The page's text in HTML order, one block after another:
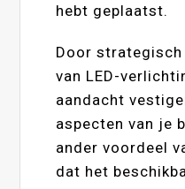
hebt geplaatst.
Door strategisch
van LED-
aandacht
aspecten van je
ander voordeel
dat het